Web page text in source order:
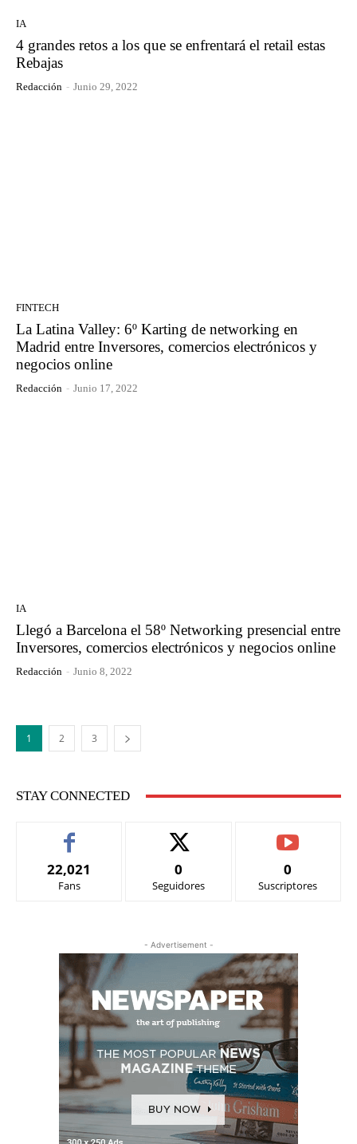
IA
4 grandes retos a los que se enfrentará el retail estas
Rebajas
Redacción - Junio 29, 2022
FINTECH
La Latina Valley: 6º Karting de networking en
Madrid entre Inversores, comercios electrónicos y
negocios online
Redacción - Junio 17, 2022
IA
Llegó a Barcelona el 58º Networking presencial entre
Inversores, comercios electrónicos y negocios online
Redacción - Junio 8, 2022
1 2 3
STAY CONNECTED
22,021
Fans
0
Seguidores
0
Suscriptores
- Advertisement -